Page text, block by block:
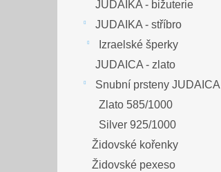
JUDAIKA - bižuterie
JUDAIKA - stříbro
Izraelské šperky
JUDAICA - zlato
Snubní prsteny JUDAICA
Zlato 585/1000
Silver 925/1000
Židovské kořenky
Židovské pexeso